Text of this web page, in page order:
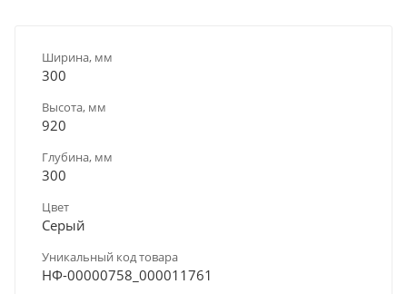
Ширина, мм
300
Высота, мм
920
Глубина, мм
300
Цвет
Серый
Уникальный код товара
НФ-00000758_000011761